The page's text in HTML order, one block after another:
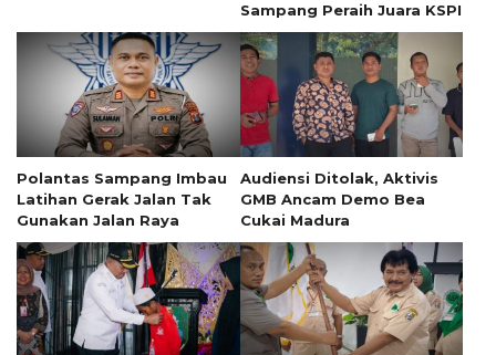
Sampang Peraih Juara KSPI
Polantas Sampang Imbau
Latihan Gerak Jalan Tak
Gunakan Jalan Raya
Audiensi Ditolak, Aktivis
GMB Ancam Demo Bea
Cukai Madura